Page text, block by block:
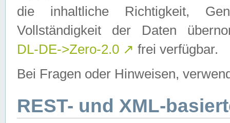
die inhaltliche Richtigkeit,
Vollständigkeit der Daten
DL-DE->Zero-2.0 ↗ frei verfügbar.
Bei Fragen oder Hinweisen,
REST- und XML-